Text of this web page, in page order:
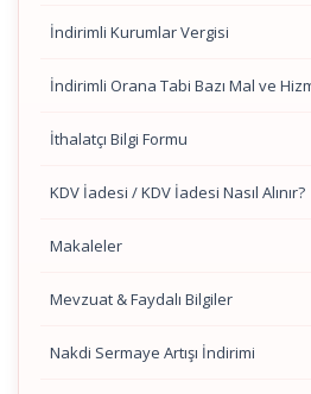
İndirimli Kurumlar Vergisi
İndirimli Orana Tabi Bazı Mal ve
İthalatçı Bilgi Formu
KDV İadesi / KDV İadesi Nasıl Alınır?
Makaleler
Mevzuat & Faydalı Bilgiler
Nakdi Sermaye Artışı İndirimi